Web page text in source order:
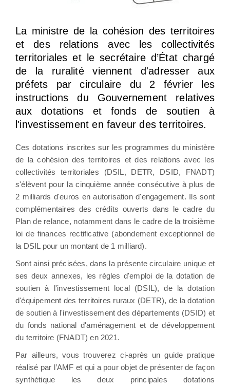
La ministre de la cohésion des territoires
et des relations avec les collectivités
territoriales et le secrétaire d’État chargé
de la ruralité viennent d'adresser aux
préfets par circulaire du 2 février les
instructions du Gouvernement relatives
aux dotations et fonds de soutien à
l'investissement en faveur des territoires.
Ces dotations inscrites sur les programmes du ministère
de la cohésion des territoires et des relations avec les
collectivités territoriales (DSIL, DETR, DSID, FNADT)
s'élèvent pour la cinquième année consécutive à plus de
2 milliards d'euros en autorisation d'engagement. Ils sont
complémentaires des crédits ouverts dans le cadre du
Plan de relance, notamment dans le cadre de la troisième
loi de finances rectificative (abondement exceptionnel de
la DSIL pour un montant de 1 milliard).
Sont ainsi précisées, dans la présente circulaire unique et
ses deux annexes, les règles d'emploi de la dotation de
soutien à l'investissement local (DSIL), de la dotation
d'équipement des territoires ruraux (DETR), de la dotation
de soutien à l'investissement des départements (DSID) et
du fonds national d'aménagement et de développement
du territoire (FNADT) en 2021.
Par ailleurs, vous trouverez ci-après un guide pratique
réalisé par l’AMF et qui a pour objet de présenter de façon
synthétique les deux principales dotations